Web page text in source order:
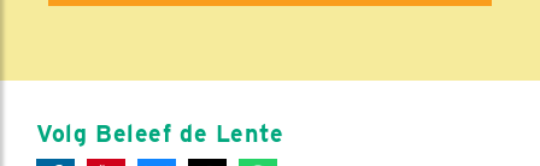
Volg Beleef de Lente